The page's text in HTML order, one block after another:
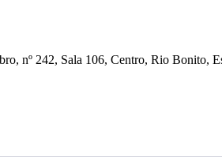
nº 242, Sala 106, Centro, Rio Bonito,